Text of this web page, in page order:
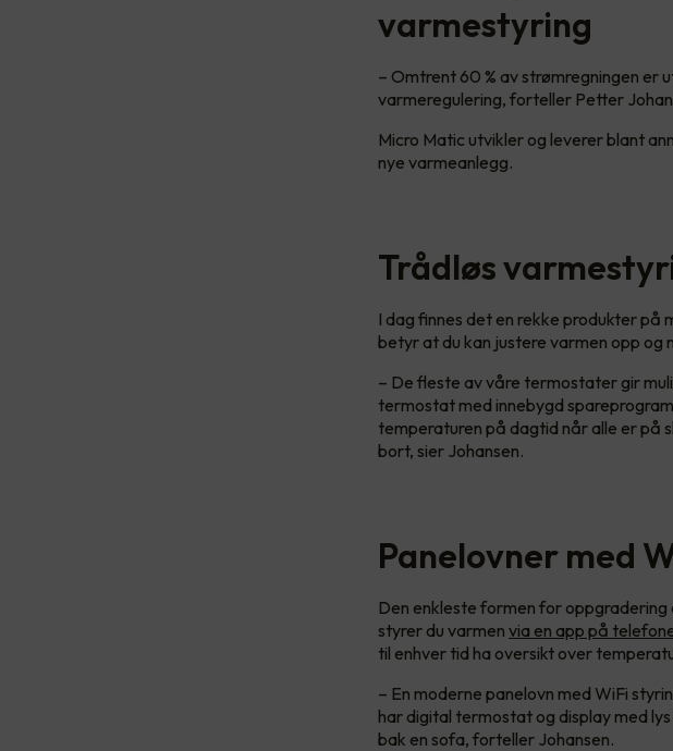
varmestyring
– Omtrent 60 % av strømregningen
varmeregulering, forteller Petter
Micro Matic utvikler og leverer blant
nye varmeanlegg.
Trådløs
I dag finnes det en rekke produkter på
betyr at du kan justere varmen opp og
– De fleste av våre termostater gir
termostat med innebygd
temperaturen på dagtid når alle er på
bort, sier Johansen.
Panelovner med
Den enkleste formen for
styrer du varmen via en app på
til enhver tid ha oversikt over
– En moderne panelovn med WiFi
har digital termostat og display med
bak en sofa, forteller Johansen.